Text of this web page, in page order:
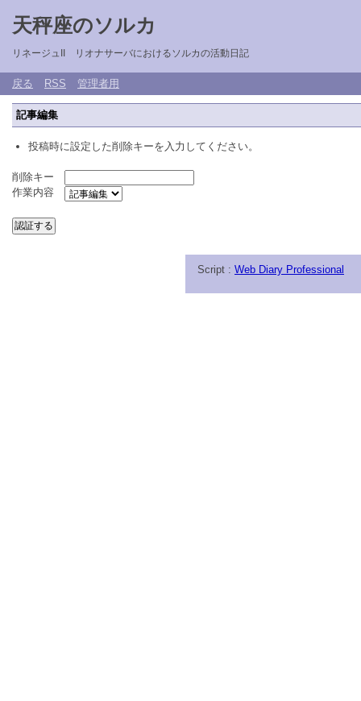
天秤座のソルカ
リネージュII リオナサーバにおけるソルカの活動日記
戻る RSS 管理者用
記事編集
投稿時に設定した削除キーを入力してください。
削除キー
作業内容
Script : Web Diary Professional